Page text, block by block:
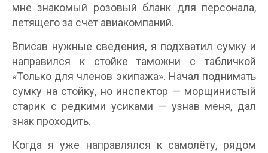
мне знакомый розовый бланк для персонала,
летящего за счёт авиакомпаний.
Вписав нужные сведения, я подхватил сумку и
направился к стойке таможни с табличкой
«Только для членов экипажа». Начал поднимать
сумку на стойку, но инспектор — морщинистый
старик с редкими усиками — узнав меня, дал
знак проходить.
Когда я уже направлялся к самолёту, рядом